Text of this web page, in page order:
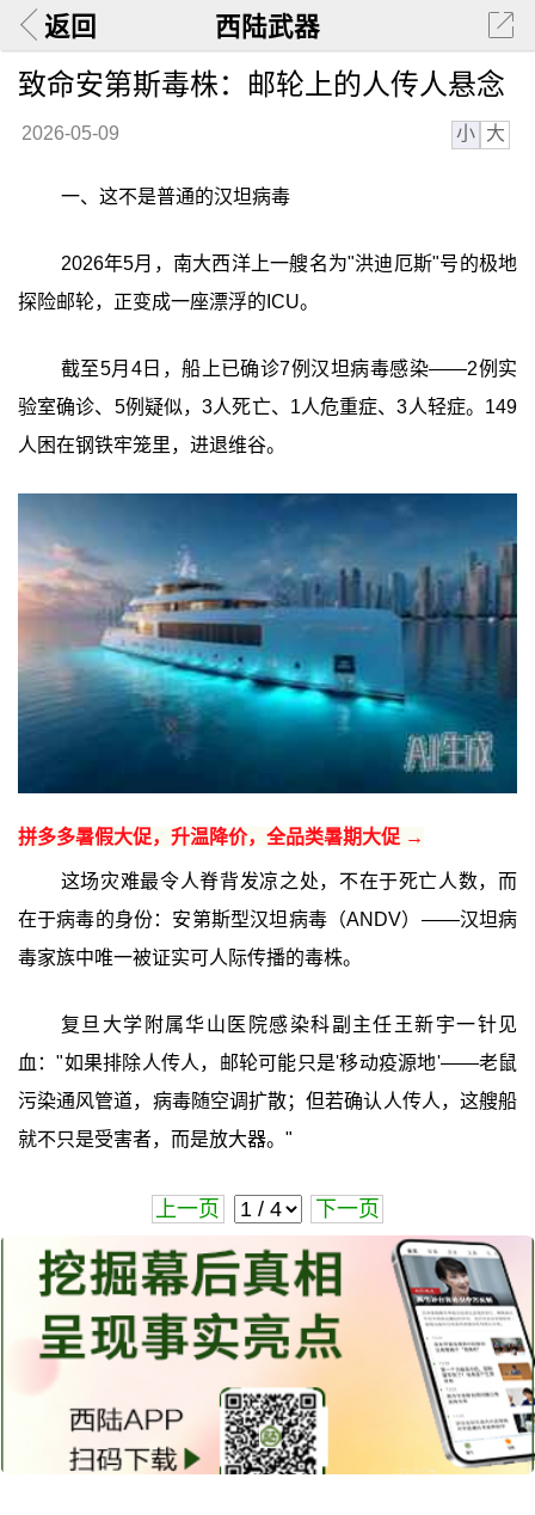
返回 西陆武器
致命安第斯毒株：邮轮上的人传人悬念
2026-05-09 小 大
一、这不是普通的汉坦病毒
2026年5月，南大西洋上一艘名为"洪迪厄斯"号的极地
探险邮轮，正变成一座漂浮的ICU。
截至5月4日，船上已确诊7例汉坦病毒感染——2例实
验室确诊、5例疑似，3人死亡、1人危重症、3人轻症。149
人困在钢铁牢笼里，进退维谷。
拼多多暑假大促，升温降价，全品类暑期大促 →
这场灾难最令人脊背发凉之处，不在于死亡人数，而
在于病毒的身份：安第斯型汉坦病毒（ANDV）——汉坦病
毒家族中唯一被证实可人际传播的毒株。
复旦大学附属华山医院感染科副主任王新宇一针见
血："如果排除人传人，邮轮可能只是'移动疫源地'——老鼠
污染通风管道，病毒随空调扩散；但若确认人传人，这艘船
就不只是受害者，而是放大器。"
上一页 下一页